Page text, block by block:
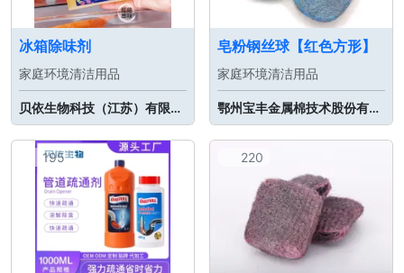
冰箱除味剂
家庭环境清洁用品
贝依生物科技（江苏）有限公司
皂粉钢丝球【红色方形】
家庭环境清洁用品
鄂州宝丰金属棉技术股份有限公司
195 220